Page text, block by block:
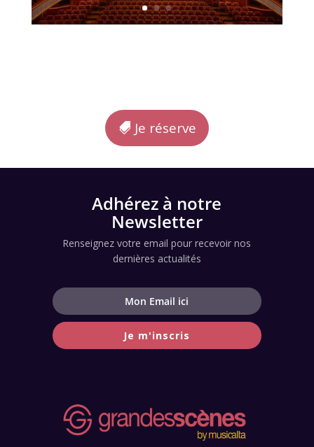
Je réserve
Adhérez à notre
Newsletter
Renseignez votre email pour recevoir nos
dernières actualités
Je m'inscris